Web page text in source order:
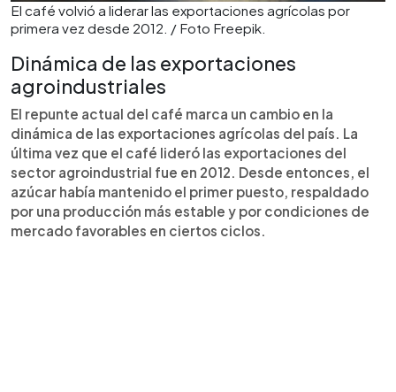
El café volvió a liderar las exportaciones agrícolas por
primera vez desde 2012. / Foto Freepik.
Dinámica de las exportaciones
agroindustriales
El repunte actual del café marca un cambio en la
dinámica de las exportaciones agrícolas del país. La
última vez que el café lideró las exportaciones del
sector agroindustrial fue en 2012. Desde entonces, el
azúcar había mantenido el primer puesto, respaldado
por una producción más estable y por condiciones de
mercado favorables en ciertos ciclos.